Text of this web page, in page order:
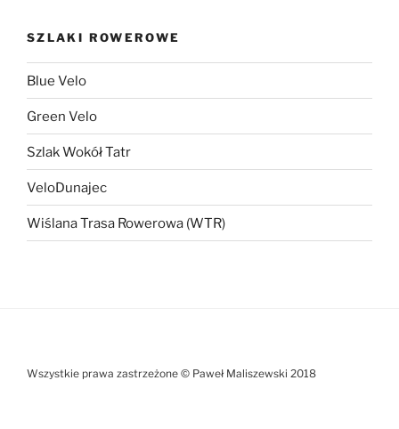
SZLAKI ROWEROWE
Blue Velo
Green Velo
Szlak Wokół Tatr
VeloDunajec
Wiślana Trasa Rowerowa (WTR)
Wszystkie prawa zastrzeżone © Paweł Maliszewski 2018